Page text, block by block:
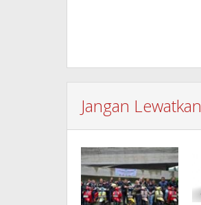
Jangan Lewatkan